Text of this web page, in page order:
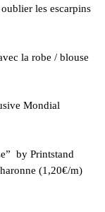
les escarpins
la robe / blouse
Mondial
by Printstand
(1,20€/m)